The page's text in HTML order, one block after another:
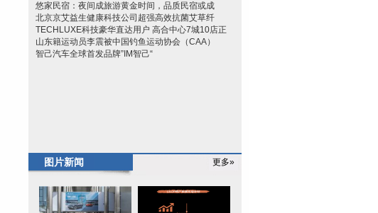
悠家民宿：夜间成旅游黄金时间，品质民宿或成
北京京艾益生健康科技公司超强高效抗菌艾草纤
TECHLUXE科技豪华直达用户 高合中心7城10店正
山东籍运动员李震被中国钓鱼运动协会（CAA）
智己汽车全球首发品牌”IM智己“
图片新闻 更多»